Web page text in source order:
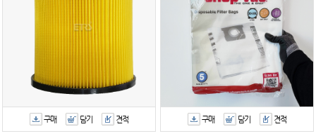
구매 담기 견적 구매 담기 견적